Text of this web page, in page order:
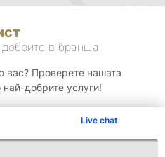
Live chat
в бранша.
вас? Проверете нашата
добрите услуги!